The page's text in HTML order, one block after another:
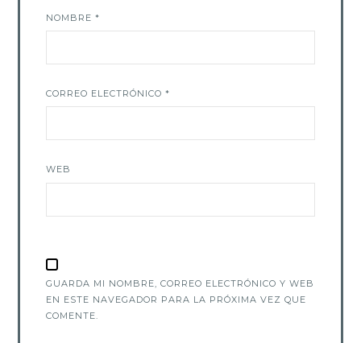
NOMBRE*
CORREO ELECTRÓNICO*
WEB
GUARDA MI NOMBRE, CORREO ELECTRÓNICO Y WEB
EN ESTE NAVEGADOR PARA LA PRÓXIMA VEZ QUE
COMENTE.